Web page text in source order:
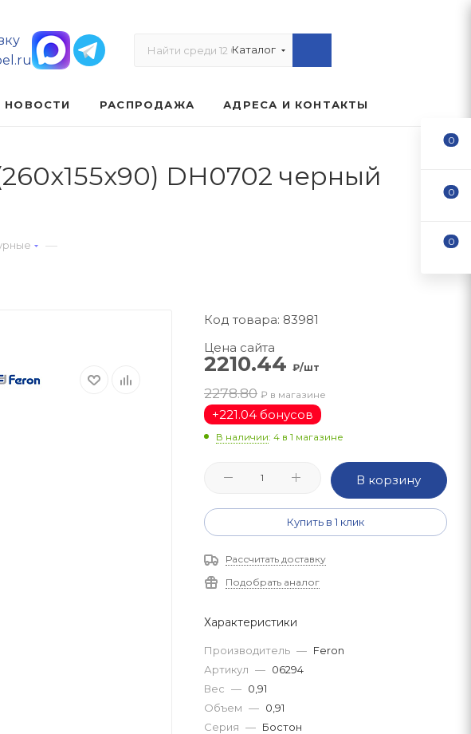
Каталог
НОВОСТИ РАСПРОДАЖА АДРЕСА И КОНТАКТЫ
DH0702 черный
—
Код товара: 83981
Цена сайта
2210.44 ₽/шт
2278.80 ₽ в магазине
+221.04 бонусов
В наличии: 4 в 1 магазине
В корзину
Купить в 1 клик
Рассчитать доставку
Подобрать аналог
Характеристики
Производитель — Feron
Артикул — 06294
Вес — 0,91
Объем — 0,91
Серия — Бостон
0
0
0